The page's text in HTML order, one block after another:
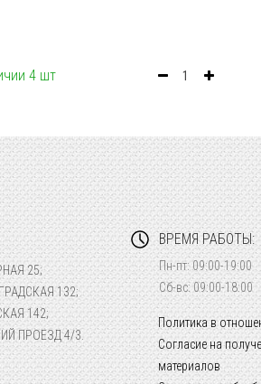
4 шт
25;
132;
142;
ПРОЕЗД 4/3.
ВРЕМЯ РАБОТЫ:
Пн-пт: 09:00-19:00
Сб-вс: 09:00-18:00
Политика в
Согласие на
материалов